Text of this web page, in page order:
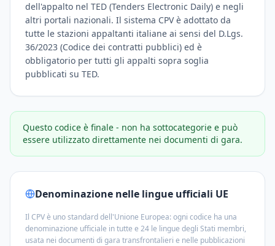
dell'appalto nel TED (Tenders Electronic Daily) e negli
altri portali nazionali. Il sistema CPV è adottato da
tutte le stazioni appaltanti italiane ai sensi del D.Lgs.
36/2023 (Codice dei contratti pubblici) ed è
obbligatorio per tutti gli appalti sopra soglia
pubblicati su TED.
Questo codice è finale - non ha sottocategorie e può
essere utilizzato direttamente nei documenti di gara.
Denominazione nelle lingue ufficiali UE
Il CPV è uno standard dell'Unione Europea: ogni codice ha una
denominazione ufficiale in tutte e 24 le lingue degli Stati membri,
usata nei documenti di gara transfrontalieri e nelle pubblicazioni